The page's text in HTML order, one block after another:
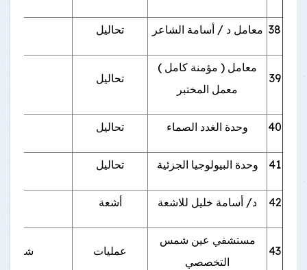
38 معامل د / أسامة الشاعر تحاليل
39
معامل ( مؤمنة كامل )
معمل المختبر
تحاليل
40 وحدة الغدد الصماء تحاليل
41 وحدة البيولوجيا الجزئية تحاليل
42 د/ أسامة خليل للاشعة أشعة
43
مستشفي عين شمس
التخصصي
عمليات شارع